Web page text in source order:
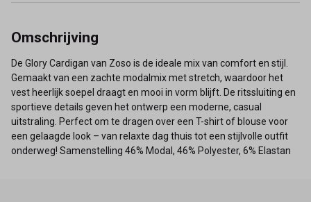
Omschrijving
De Glory Cardigan van Zoso is de ideale mix van comfort en stijl.
Gemaakt van een zachte modalmix met stretch, waardoor het
vest heerlijk soepel draagt en mooi in vorm blijft. De ritssluiting en
sportieve details geven het ontwerp een moderne, casual
uitstraling. Perfect om te dragen over een T-shirt of blouse voor
een gelaagde look – van relaxte dag thuis tot een stijlvolle outfit
onderweg! Samenstelling 46% Modal, 46% Polyester, 6% Elastan